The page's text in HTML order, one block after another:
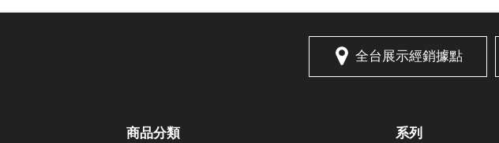
全台展示經銷據點
商品分類 系列